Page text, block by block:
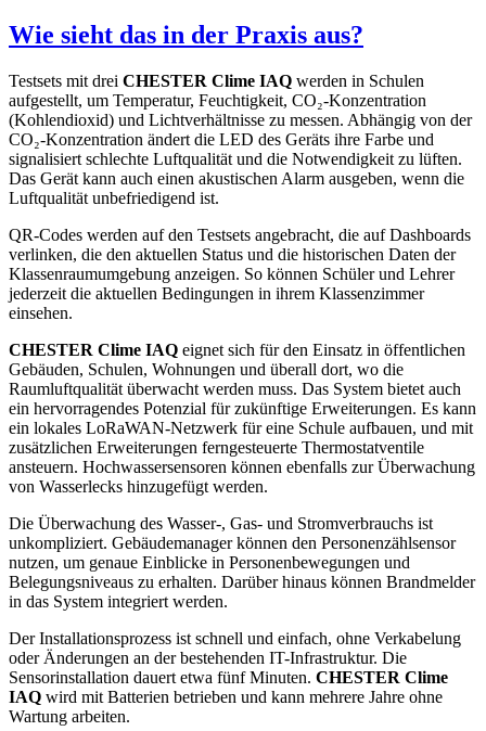
Wie sieht das in der Praxis aus?
Testsets mit drei CHESTER Clime IAQ werden in Schulen
aufgestellt, um Temperatur, Feuchtigkeit, CO₂-Konzentration
(Kohlendioxid) und Lichtverhältnisse zu messen. Abhängig von der
CO₂-Konzentration ändert die LED des Geräts ihre Farbe und
signalisiert schlechte Luftqualität und die Notwendigkeit zu lüften.
Das Gerät kann auch einen akustischen Alarm ausgeben, wenn die
Luftqualität unbefriedigend ist.
QR-Codes werden auf den Testsets angebracht, die auf Dashboards
verlinken, die den aktuellen Status und die historischen Daten der
Klassenraumumgebung anzeigen. So können Schüler und Lehrer
jederzeit die aktuellen Bedingungen in ihrem Klassenzimmer
einsehen.
CHESTER Clime IAQ eignet sich für den Einsatz in öffentlichen
Gebäuden, Schulen, Wohnungen und überall dort, wo die
Raumluftqualität überwacht werden muss. Das System bietet auch
ein hervorragendes Potenzial für zukünftige Erweiterungen. Es kann
ein lokales LoRaWAN-Netzwerk für eine Schule aufbauen, und mit
zusätzlichen Erweiterungen ferngesteuerte Thermostatventile
ansteuern. Hochwassersensoren können ebenfalls zur Überwachung
von Wasserlecks hinzugefügt werden.
Die Überwachung des Wasser-, Gas- und Stromverbrauchs ist
unkompliziert. Gebäudemanager können den Personenzählsensor
nutzen, um genaue Einblicke in Personenbewegungen und
Belegungsniveaus zu erhalten. Darüber hinaus können Brandmelder
in das System integriert werden.
Der Installationsprozess ist schnell und einfach, ohne Verkabelung
oder Änderungen an der bestehenden IT-Infrastruktur. Die
Sensorinstallation dauert etwa fünf Minuten. CHESTER Clime
IAQ wird mit Batterien betrieben und kann mehrere Jahre ohne
Wartung arbeiten.